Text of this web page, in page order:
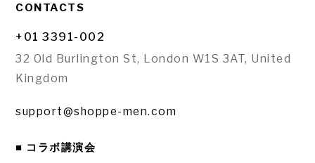
CONTACTS
+01 3391-002
32 Old Burlington St, London W1S 3AT, United
Kingdom
support@shoppe-men.com
■ コラボ講演会